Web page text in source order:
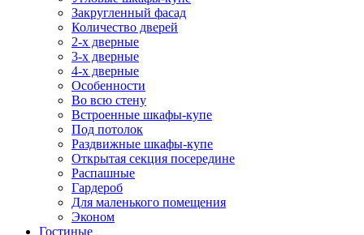
Закругленный фасад
Количество дверей
2-х дверные
3-х дверные
4-х дверные
Особенности
Во всю стену
Встроенные шкафы-купе
Под потолок
Раздвижные шкафы-купе
Открытая секция посередине
Распашные
Гардероб
Для маленького помещения
Эконом
Гостиные